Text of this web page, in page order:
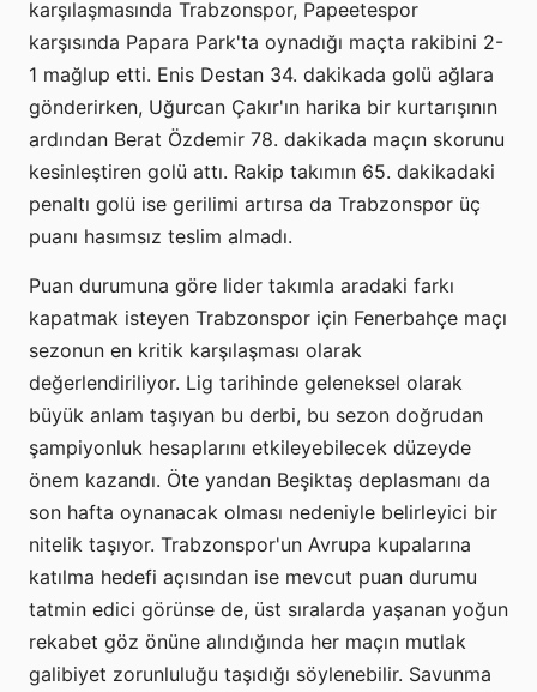
karşılaşmasında Trabzonspor, Papeetespor
karşısında Papara Park'ta oynadığı maçta rakibini 2-
1 mağlup etti. Enis Destan 34. dakikada golü ağlara
gönderirken, Uğurcan Çakır'ın harika bir kurtarışının
ardından Berat Özdemir 78. dakikada maçın skorunu
kesinleştiren golü attı. Rakip takımın 65. dakikadaki
penaltı golü ise gerilimi artırsa da Trabzonspor üç
puanı hasımsız teslim almadı.
Puan durumuna göre lider takımla aradaki farkı
kapatmak isteyen Trabzonspor için Fenerbahçe maçı
sezonun en kritik karşılaşması olarak
değerlendiriliyor. Lig tarihinde geleneksel olarak
büyük anlam taşıyan bu derbi, bu sezon doğrudan
şampiyonluk hesaplarını etkileyebilecek düzeyde
önem kazandı. Öte yandan Beşiktaş deplasmanı da
son hafta oynanacak olması nedeniyle belirleyici bir
nitelik taşıyor. Trabzonspor'un Avrupa kupalarına
katılma hedefi açısından ise mevcut puan durumu
tatmin edici görünse de, üst sıralarda yaşanan yoğun
rekabet göz önüne alındığında her maçın mutlak
galibiyet zorunluluğu taşıdığı söylenebilir. Savunma